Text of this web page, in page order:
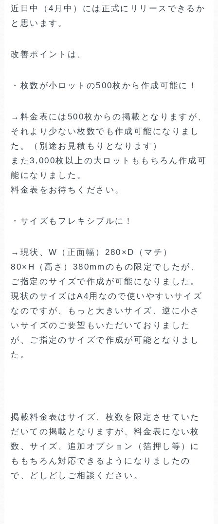
近日中（4月中）には正式にリリースできるか
と思います。
改善ポイントは、
・枚数が小ロットの500枚から作成可能に！
→料金表には500枚からの掲載となりますが、
それより少ない枚数でも作成可能になりまし
た。（別途お見積もりとなります）
また3,000枚以上の大ロットももちろん作成可
能になりました。
料金表をお待ちください。
・サイズもフレキシブルに！
→現状、W（正面幅）280×D（マチ）
80×H（高さ）380mmのもの限定でしたが、
ご指定のサイズで作成が可能になりました。
現状のサイズはA4用なので使いやすいサイズ
なのですが、もっと大きいサイズ、逆に小さ
いサイズのご要望もいただいておりました
が、ご指定のサイズで作成が可能となりまし
た。
掲載料金表はサイズ、枚数を限定させていた
だいての掲載となりますが、料金表にない枚
数、サイズ、追加オプション（箔押し等）に
ももちろん対応できるようになりましたの
で、どしどしご相談ください。